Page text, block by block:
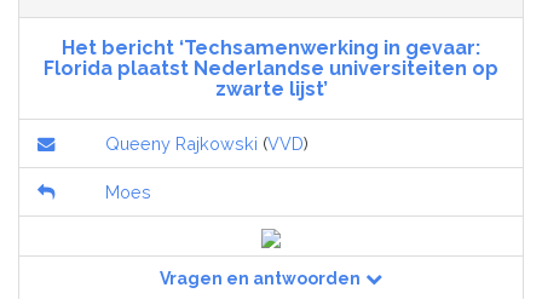
Het bericht ‘Techsamenwerking in gevaar:
Florida plaatst Nederlandse universiteiten op
zwarte lijst’
Queeny Rajkowski (VVD)
Moes
Vragen en antwoorden